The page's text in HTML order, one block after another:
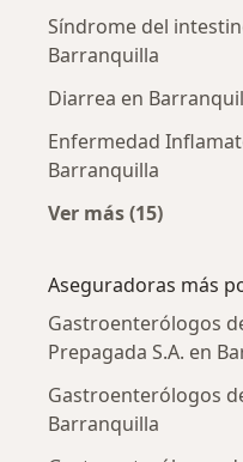
Síndrome del
Barranquilla
Diarrea en
Enfermedad
Barranquilla
Ver más (15)
Aseguradoras más
Gastroenterólogos
Prepagada S.A. en
Gastroenterólogos
Barranquilla